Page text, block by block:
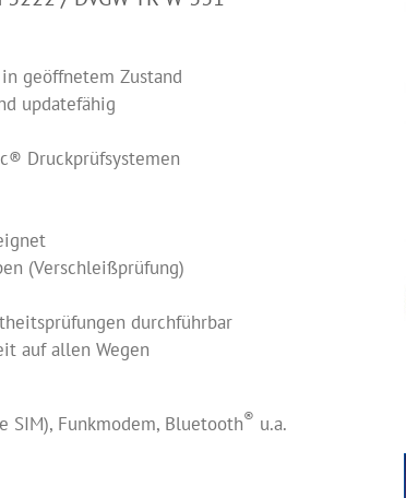
geöffnetem Zustand
updatefähig
Druckprüfsystemen
(Verschleißprüfung)
durchführbar
auf allen Wegen
SIM), Funkmodem, Bluetooth® u.a.